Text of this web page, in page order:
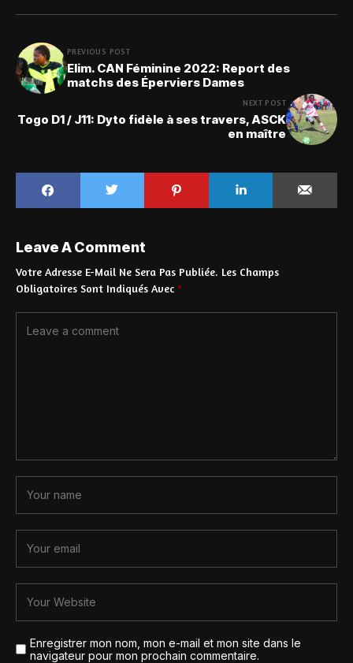
PREVIOUS POST
Elim. CAN Féminine 2022: Report des
matchs des Éperviers Dames
NEXT POST
Togo D1 / J11: Dyto fidèle à ses travers, ASCK
en maître
Leave A Comment
Votre Adresse E-Mail Ne Sera Pas Publiée. Les Champs
Obligatoires Sont Indiqués Avec *
Enregistrer mon nom, mon e-mail et mon site dans le
navigateur pour mon prochain commentaire.